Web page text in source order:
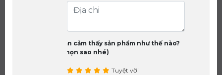
Bạn cảm thấy sản phẩm như thế nào?
(chọn sao nhé)
Tuyệt vời